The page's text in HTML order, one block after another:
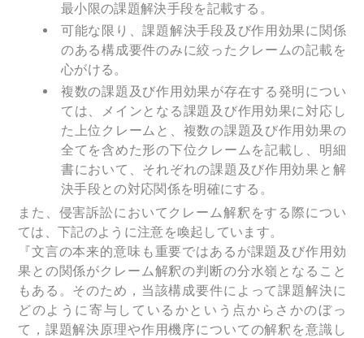
最小限の課題解決手段を記載する。
可能な限り、課題解決手段及び作用効果に関係
のある構成要件のみに絞ったクレームの記載を
心がける。
複数の課題及び作用効果が存在する発明につい
ては、メインとなる課題及び作用効果に対応し
た上位クレームと、複数の課題及び作用効果の
全てを含めた形の下位クレームを記載し、明細
書において、それぞれの課題及び作用効果と解
決手段との対応関係を明確にする。
また、侵害訴訟においてクレーム解釈をする際につい
ては、下記のように注意を喚起しています。
『文言の本来的意味も重要ではあるが課題及び作用効
果との関係がクレーム解釈の判断の分水嶺となること
もある。そのため，当該構成要件によって課題解決に
どのように寄与しているかという点からさかのぼっ
て，課題解決原理や作用機序についての解釈を意識し